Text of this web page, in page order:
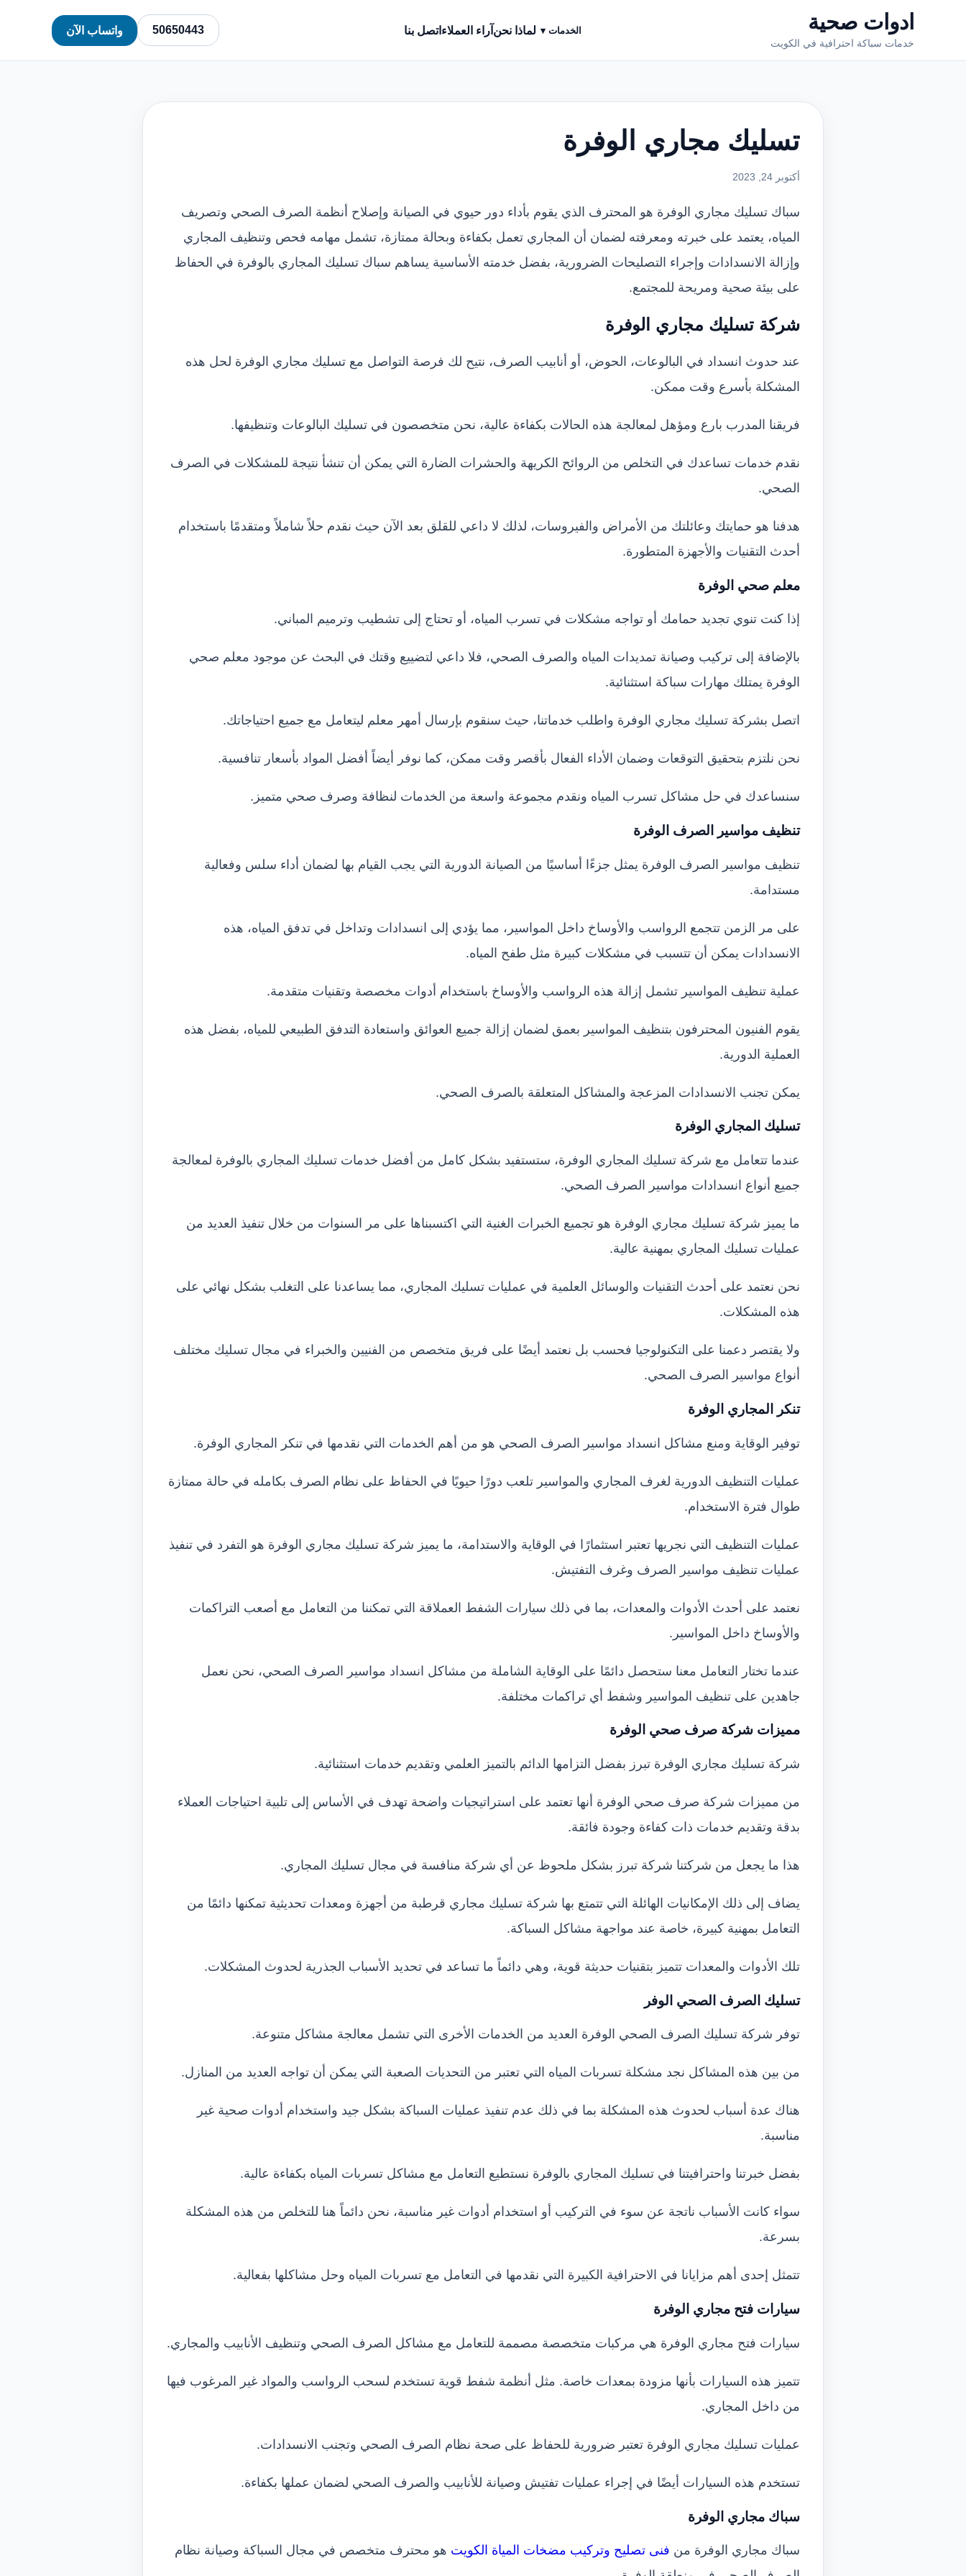
ادوات صحية
خدمات سباكة احترافية في الكويت
الخدمات ▾ لماذا نحن آراء العملاء اتصل بنا 50650443 واتساب الآن
تسليك مجاري الوفرة
أكتوبر 24, 2023
سباك تسليك مجاري الوفرة هو المحترف الذي يقوم بأداء دور حيوي في الصيانة وإصلاح أنظمة الصرف الصحي وتصريف
المياه، يعتمد على خبرته ومعرفته لضمان أن المجاري تعمل بكفاءة وبحالة ممتازة، تشمل مهامه فحص وتنظيف المجاري
وإزالة الانسدادات وإجراء التصليحات الضرورية، بفضل خدمته الأساسية يساهم سباك تسليك المجاري بالوفرة في الحفاظ
على بيئة صحية ومريحة للمجتمع.
شركة تسليك مجاري الوفرة
عند حدوث انسداد في البالوعات، الحوض، أو أنابيب الصرف، نتيح لك فرصة التواصل مع تسليك مجاري الوفرة لحل هذه
المشكلة بأسرع وقت ممكن.
فريقنا المدرب بارع ومؤهل لمعالجة هذه الحالات بكفاءة عالية، نحن متخصصون في تسليك البالوعات وتنظيفها.
نقدم خدمات تساعدك في التخلص من الروائح الكريهة والحشرات الضارة التي يمكن أن تنشأ نتيجة للمشكلات في الصرف
الصحي.
هدفنا هو حمايتك وعائلتك من الأمراض والفيروسات، لذلك لا داعي للقلق بعد الآن حيث نقدم حلاً شاملاً ومتقدمًا باستخدام
أحدث التقنيات والأجهزة المتطورة.
معلم صحي الوفرة
إذا كنت تنوي تجديد حمامك أو تواجه مشكلات في تسرب المياه، أو تحتاج إلى تشطيب وترميم المباني.
بالإضافة إلى تركيب وصيانة تمديدات المياه والصرف الصحي، فلا داعي لتضييع وقتك في البحث عن موجود معلم صحي
الوفرة يمتلك مهارات سباكة استثنائية.
اتصل بشركة تسليك مجاري الوفرة واطلب خدماتنا، حيث سنقوم بإرسال أمهر معلم ليتعامل مع جميع احتياجاتك.
نحن نلتزم بتحقيق التوقعات وضمان الأداء الفعال بأقصر وقت ممكن، كما نوفر أيضاً أفضل المواد بأسعار تنافسية.
سنساعدك في حل مشاكل تسرب المياه ونقدم مجموعة واسعة من الخدمات لنظافة وصرف صحي متميز.
تنظيف مواسير الصرف الوفرة
تنظيف مواسير الصرف الوفرة يمثل جزءًا أساسيًا من الصيانة الدورية التي يجب القيام بها لضمان أداء سلس وفعالية
مستدامة.
على مر الزمن تتجمع الرواسب والأوساخ داخل المواسير، مما يؤدي إلى انسدادات وتداخل في تدفق المياه، هذه
الانسدادات يمكن أن تتسبب في مشكلات كبيرة مثل طفح المياه.
عملية تنظيف المواسير تشمل إزالة هذه الرواسب والأوساخ باستخدام أدوات مخصصة وتقنيات متقدمة.
يقوم الفنيون المحترفون بتنظيف المواسير بعمق لضمان إزالة جميع العوائق واستعادة التدفق الطبيعي للمياه، بفضل هذه
العملية الدورية.
يمكن تجنب الانسدادات المزعجة والمشاكل المتعلقة بالصرف الصحي.
تسليك المجاري الوفرة
عندما تتعامل مع شركة تسليك المجاري الوفرة، ستستفيد بشكل كامل من أفضل خدمات تسليك المجاري بالوفرة لمعالجة
جميع أنواع انسدادات مواسير الصرف الصحي.
ما يميز شركة تسليك مجاري الوفرة هو تجميع الخبرات الغنية التي اكتسبناها على مر السنوات من خلال تنفيذ العديد من
عمليات تسليك المجاري بمهنية عالية.
نحن نعتمد على أحدث التقنيات والوسائل العلمية في عمليات تسليك المجاري، مما يساعدنا على التغلب بشكل نهائي على
هذه المشكلات.
ولا يقتصر دعمنا على التكنولوجيا فحسب بل نعتمد أيضًا على فريق متخصص من الفنيين والخبراء في مجال تسليك مختلف
أنواع مواسير الصرف الصحي.
تنكر المجاري الوفرة
توفير الوقاية ومنع مشاكل انسداد مواسير الصرف الصحي هو من أهم الخدمات التي نقدمها في تنكر المجاري الوفرة.
عمليات التنظيف الدورية لغرف المجاري والمواسير تلعب دورًا حيويًا في الحفاظ على نظام الصرف بكامله في حالة ممتازة
طوال فترة الاستخدام.
عمليات التنظيف التي نجريها تعتبر استثمارًا في الوقاية والاستدامة، ما يميز شركة تسليك مجاري الوفرة هو التفرد في تنفيذ
عمليات تنظيف مواسير الصرف وغرف التفتيش.
نعتمد على أحدث الأدوات والمعدات، بما في ذلك سيارات الشفط العملاقة التي تمكننا من التعامل مع أصعب التراكمات
والأوساخ داخل المواسير.
عندما تختار التعامل معنا ستحصل دائمًا على الوقاية الشاملة من مشاكل انسداد مواسير الصرف الصحي، نحن نعمل
جاهدين على تنظيف المواسير وشفط أي تراكمات مختلفة.
مميزات شركة صرف صحي الوفرة
شركة تسليك مجاري الوفرة تبرز بفضل التزامها الدائم بالتميز العلمي وتقديم خدمات استثنائية.
من مميزات شركة صرف صحي الوفرة أنها تعتمد على استراتيجيات واضحة تهدف في الأساس إلى تلبية احتياجات العملاء
بدقة وتقديم خدمات ذات كفاءة وجودة فائقة.
هذا ما يجعل من شركتنا شركة تبرز بشكل ملحوظ عن أي شركة منافسة في مجال تسليك المجاري.
يضاف إلى ذلك الإمكانيات الهائلة التي تتمتع بها شركة تسليك مجاري قرطبة من أجهزة ومعدات تحديثية تمكنها دائمًا من
التعامل بمهنية كبيرة، خاصة عند مواجهة مشاكل السباكة.
تلك الأدوات والمعدات تتميز بتقنيات حديثة قوية، وهي دائماً ما تساعد في تحديد الأسباب الجذرية لحدوث المشكلات.
تسليك الصرف الصحي الوفر
توفر شركة تسليك الصرف الصحي الوفرة العديد من الخدمات الأخرى التي تشمل معالجة مشاكل متنوعة.
من بين هذه المشاكل نجد مشكلة تسربات المياه التي تعتبر من التحديات الصعبة التي يمكن أن تواجه العديد من المنازل.
هناك عدة أسباب لحدوث هذه المشكلة بما في ذلك عدم تنفيذ عمليات السباكة بشكل جيد واستخدام أدوات صحية غير
مناسبة.
بفضل خبرتنا واحترافيتنا في تسليك المجاري بالوفرة نستطيع التعامل مع مشاكل تسربات المياه بكفاءة عالية.
سواء كانت الأسباب ناتجة عن سوء في التركيب أو استخدام أدوات غير مناسبة، نحن دائماً هنا للتخلص من هذه المشكلة
بسرعة.
تتمثل إحدى أهم مزايانا في الاحترافية الكبيرة التي نقدمها في التعامل مع تسربات المياه وحل مشاكلها بفعالية.
سيارات فتح مجاري الوفرة
سيارات فتح مجاري الوفرة هي مركبات متخصصة مصممة للتعامل مع مشاكل الصرف الصحي وتنظيف الأنابيب والمجاري.
تتميز هذه السيارات بأنها مزودة بمعدات خاصة. مثل أنظمة شفط قوية تستخدم لسحب الرواسب والمواد غير المرغوب فيها
من داخل المجاري.
عمليات تسليك مجاري الوفرة تعتبر ضرورية للحفاظ على صحة نظام الصرف الصحي وتجنب الانسدادات.
تستخدم هذه السيارات أيضًا في إجراء عمليات تفتيش وصيانة للأنابيب والصرف الصحي لضمان عملها بكفاءة.
سباك مجاري الوفرة
سباك مجاري الوفرة من فنى تصليح وتركيب مضخات المياة الكويت هو محترف متخصص في مجال السباكة وصيانة نظام